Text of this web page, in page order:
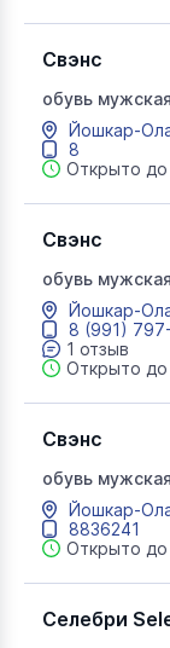
Свэнс
обувь
свэнс, свенс
Йошкар-
8
Открыто до
Свэнс
обувь
свэнс, свенс
Йошкар-
8 (991)
1 отзыв
Открыто
Свэнс
обувь
Йошкар-
8836241
Открыто до
Селебри